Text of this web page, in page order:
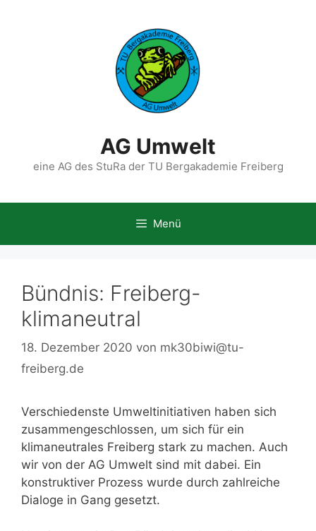
AG Umwelt
eine AG des StuRa der TU Bergakademie Freiberg
Menü
Bündnis: Freiberg-
klimaneutral
18. Dezember 2020 von mk30biwi@tu-
freiberg.de
Verschiedenste Umweltinitiativen haben sich
zusammengeschlossen, um sich für ein
klimaneutrales Freiberg stark zu machen. Auch
wir von der AG Umwelt sind mit dabei. Ein
konstruktiver Prozess wurde durch zahlreiche
Dialoge in Gang gesetzt.